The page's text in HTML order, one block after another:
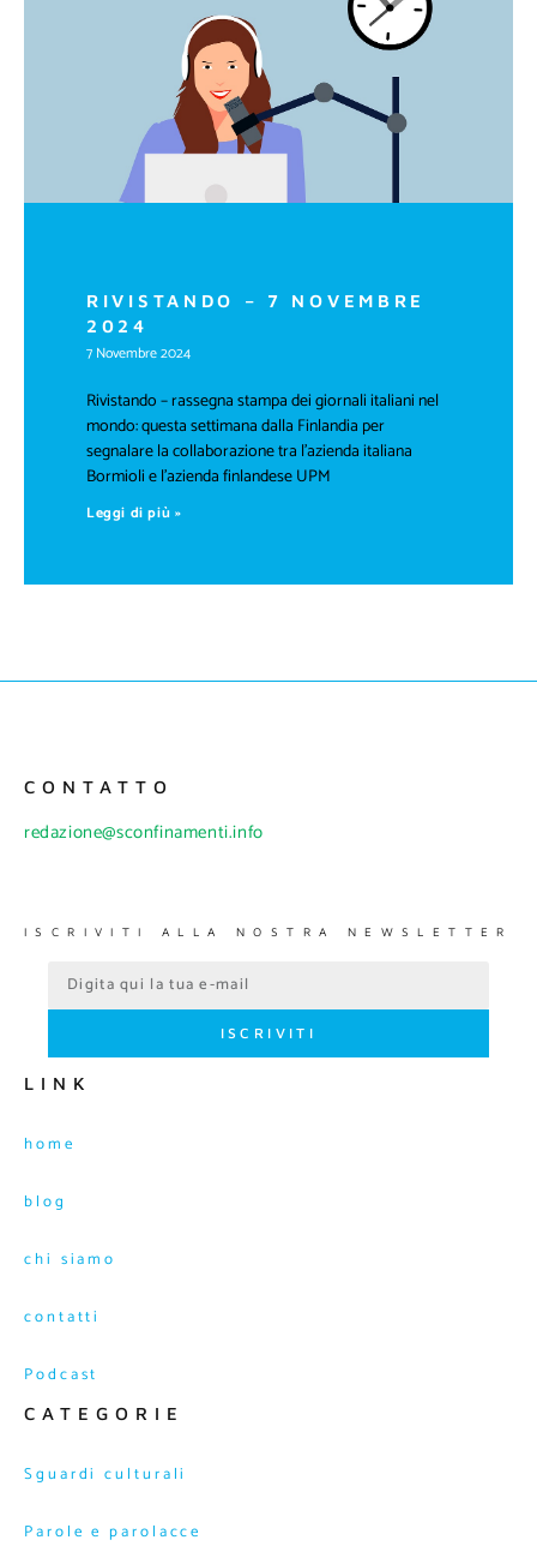
RIVISTANDO – 7 NOVEMBRE
2024
7 Novembre 2024
Rivistando – rassegna stampa dei giornali italiani nel
mondo: questa settimana dalla Finlandia per
segnalare la collaborazione tra l’azienda italiana
Bormioli e l’azienda finlandese UPM
Leggi di più »
CONTATTO
redazione@sconfinamenti.info
ISCRIVITI ALLA NOSTRA NEWSLETTER
ISCRIVITI
LINK
home
blog
chi siamo
contatti
Podcast
CATEGORIE
Sguardi culturali
Parole e parolacce